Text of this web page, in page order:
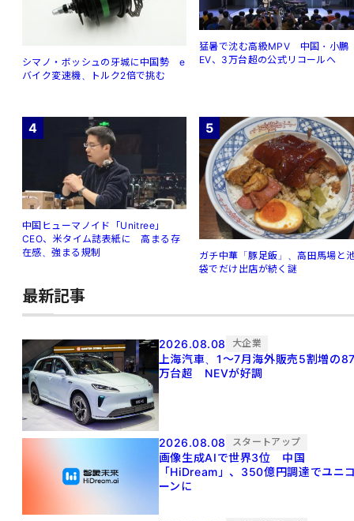
シマノ・ボッシュの牙城に中国勢 e
バイク変速機、トルク2倍で挑む
猛暑で沈む高級MPV 中国・小鵬
EV、3万台超の公式リコールへ
4
中国ヒューマノイド「Unitree」
CEO、米タイム誌表紙に 高まる存
在感、強まる規制
5
ガチ中華「豚足飯」、高田馬場と
袋でだけ出店が続く謎
最新記事
2026.08.08 大企業
上海汽車、1～7月海外販売5割増の
万台超 NEVが好調
2026.08.08 スタートアップ
画像生成AIで世界3位 中国
「HiDream」、350億円調達でユニ
ーンに